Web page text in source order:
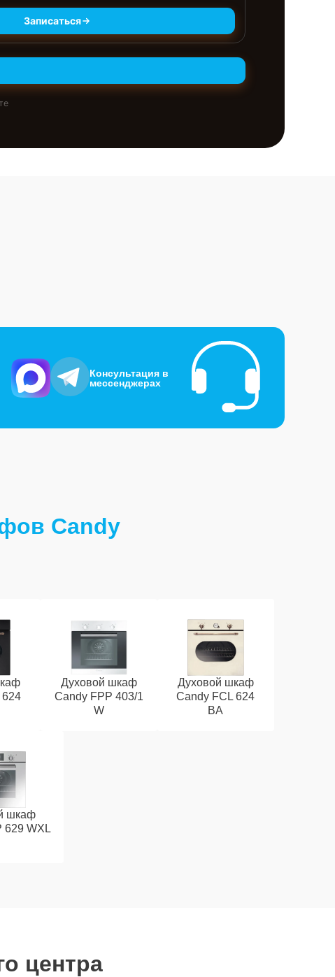
Записаться
Консультация в
мессенджерах
Candy
624
Духовой шкаф
Candy FPP 403/1
W
Духовой шкаф
Candy FCL 624
BA
шкаф
629 WXL
центра